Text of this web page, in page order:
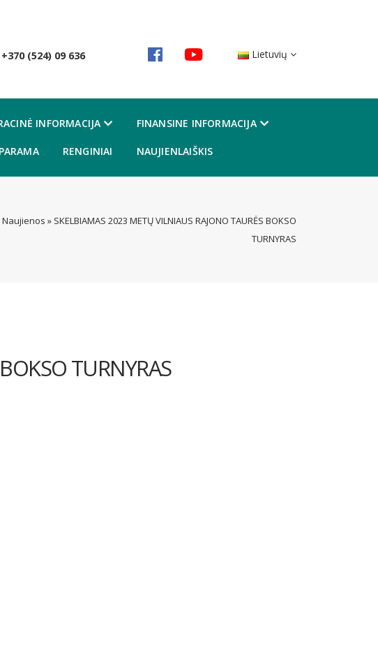
+370 (524) 09 636 Lietuvių
INFORMACIJA FINANSINE INFORMACIJA
PARAMA RENGINIAI NAUJIENLAIŠKIS
Naujienos » SKELBIAMAS 2023 METŲ VILNIAUS RAJONO TAURĖS BOKSO
TURNYRAS
TURNYRAS